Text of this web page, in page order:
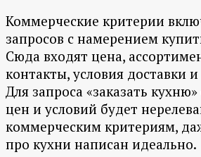
Коммерческие критерии
запросов с намерением
Сюда входят цена,
контакты, условия доставки
Для запроса «заказать
цен и условий будет
коммерческим критериям,
про кухни написан идеально.